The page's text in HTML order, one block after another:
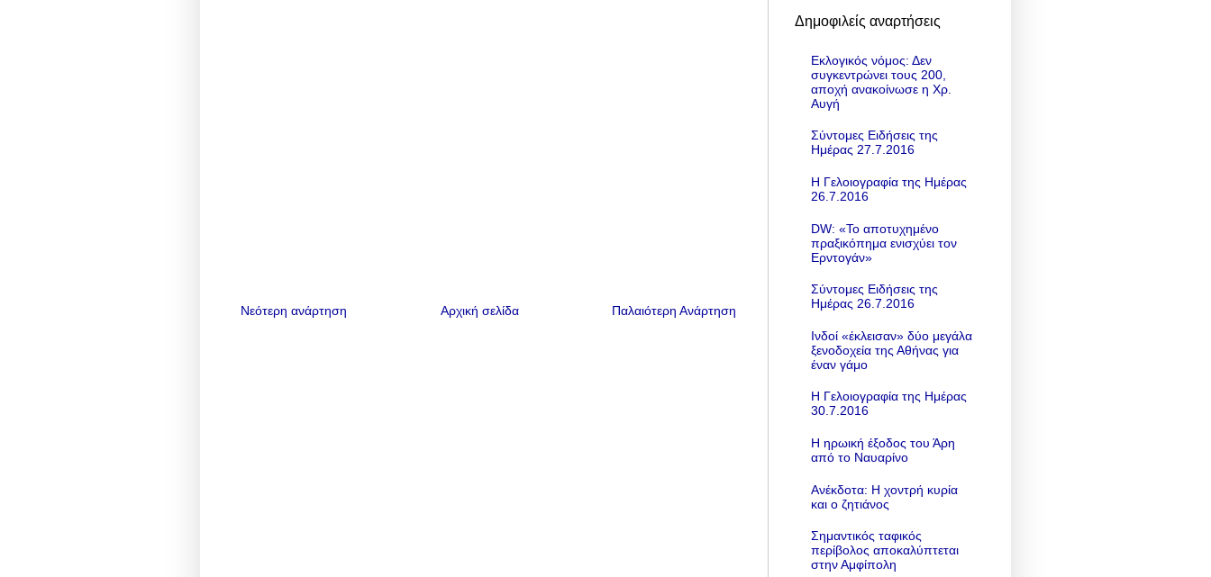
Νεότερη ανάρτηση Παλαιότερη Ανάρτηση
Αρχική σελίδα
Δημοφιλείς αναρτήσεις
Εκλογικός νόμος: Δεν
συγκεντρώνει τους 200,
αποχή ανακοίνωσε η Χρ.
Αυγή
Σύντομες Ειδήσεις της
Ημέρας 27.7.2016
Η Γελοιογραφία της Ημέρας
26.7.2016
DW: «To αποτυχημένο
πραξικόπημα ενισχύει τον
Ερντογάν»
Σύντομες Ειδήσεις της
Ημέρας 26.7.2016
Ινδοί «έκλεισαν» δύο μεγάλα
ξενοδοχεία της Αθήνας για
έναν γάμο
Η Γελοιογραφία της Ημέρας
30.7.2016
Η ηρωική έξοδος του Άρη
από το Ναυαρίνο
Ανέκδοτα: Η χοντρή κυρία
και ο ζητιάνος
Σημαντικός ταφικός
περίβολος αποκαλύπτεται
στην Αμφίπολη